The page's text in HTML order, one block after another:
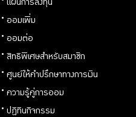
แผนการลงทุน
ออมเพิ่ม
ออมต่อ
สิทธิพิเศษสำหรับสมาชิก
ศูนย์ให้คำปรึกษาทางการเงิน
ความรู้คู่การออม
ปฏิทินกิจกรรม